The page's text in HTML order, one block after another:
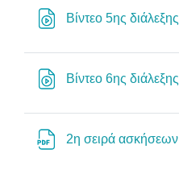
Βίντεο 5ης διάλεξης
Βίντεο 6ης διάλεξης
2η σειρά ασκήσεων